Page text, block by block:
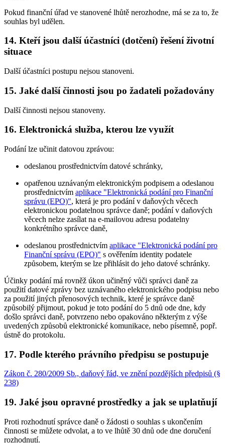
Pokud finanční úřad ve stanovené lhůtě nerozhodne, má se za to, že
souhlas byl udělen.
14. Kteří jsou další účastníci (dotčení) řešení životní
situace
Další účastníci postupu nejsou stanoveni.
15. Jaké další činnosti jsou po žadateli požadovány
Další činnosti nejsou stanoveny.
16. Elektronická služba, kterou lze využít
Podání lze učinit datovou zprávou:
odeslanou prostřednictvím datové schránky,
opatřenou uznávaným elektronickým podpisem a odeslanou
prostřednictvím aplikace "Elektronická podání pro Finanční
správu (EPO)", která je pro podání v daňových věcech
elektronickou podatelnou správce daně; podání v daňových
věcech nelze zasílat na e-mailovou adresu podatelny
konkrétního správce daně,
odeslanou prostřednictvím aplikace "Elektronická podání pro
Finanční správu (EPO)" s ověřením identity podatele
způsobem, kterým se lze přihlásit do jeho datové schránky.
Účinky podání má rovněž úkon učiněný vůči správci daně za
použití datové zprávy bez uznávaného elektronického podpisu nebo
za použití jiných přenosových technik, které je správce daně
způsobilý přijmout, pokud je toto podání do 5 dnů ode dne, kdy
došlo správci daně, potvrzeno nebo opakováno některým z výše
uvedených způsobů elektronické komunikace, nebo písemně, popř.
ústně do protokolu.
17. Podle kterého právního předpisu se postupuje
Zákon č. 280/2009 Sb., daňový řád, ve znění pozdějších předpisů (§
238)
19. Jaké jsou opravné prostředky a jak se uplatňují
Proti rozhodnutí správce daně o žádosti o souhlas s ukončením
činnosti se můžete odvolat, a to ve lhůtě 30 dnů ode dne doručení
rozhodnutí.